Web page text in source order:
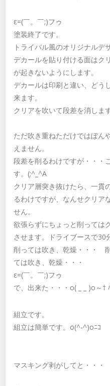
ε=(￣。￣;)フゥ
塗装終了です。
トライバル風のオリジナルデ
デカールを貼り付ける面はク
が起きないようにします。
デカールは印刷と違い、どう
来ます。
クリアを吹いて段差を消します
ただ吹き重ねただけではぼん
えません。
段差を削るわけですが・・・
す。(;^_^A
クリア層突き抜けたら、一
るわけですが、なんせクリア
せん。
欲張らずにちょっと削っては
させます。ドライブースで30
削っては吹き、乾燥・・・
ては吹き、乾燥・・・
ε=(￣。￣;)フゥ
で、出来た・・・o( _ _ )o～†
組立です。
組立は簡単です。o(^-^)oﾆｺ
マスキング剥がしてと・・・